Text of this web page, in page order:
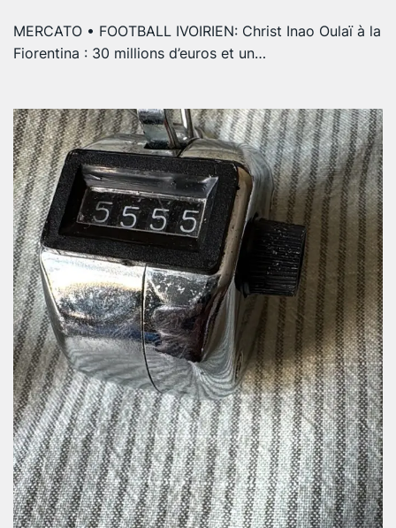
MERCATO • FOOTBALL IVOIRIEN: Christ Inao Oulaï à la
Fiorentina : 30 millions d’euros et un…